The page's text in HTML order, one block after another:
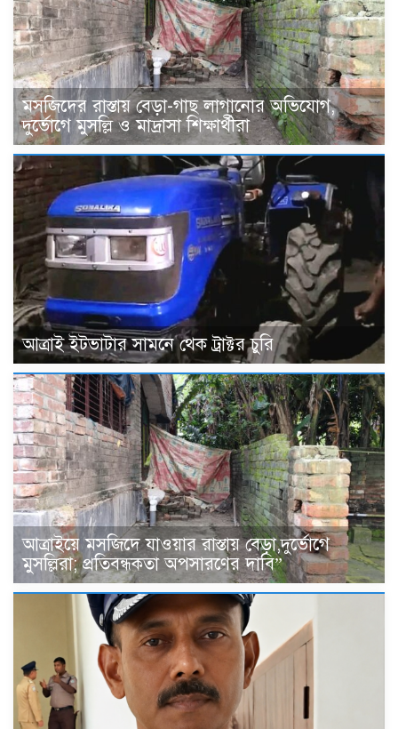
মসজিদের রাস্তায় বেড়া-গাছ লাগানোর অভিযোগ,
দুর্ভোগে মুসল্লি ও মাদ্রাসা শিক্ষার্থীরা
আত্রাই ইটভাটার সামনে থেক ট্রাক্টর চুরি
আত্রাইয়ে মসজিদে যাওয়ার রাস্তায় বেড়া,দুর্ভোগে
মুসল্লিরা; প্রতিবন্ধকতা অপসারণের দাবি”